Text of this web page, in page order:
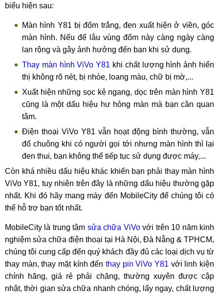
biểu hiện sau:
Màn hình Y81 bị đốm trắng, đen xuất hiện ở viền, góc
màn hình. Nếu để lâu vùng đốm này càng ngày càng
lan rộng và gây ảnh hưởng đến bạn khi sử dụng.
Thay màn hình ViVo Y81 khi chất lượng hình ảnh hiển
thị không rõ nét, bị nhòe, loang màu, chữ bị mờ,...
Xuất hiện những sọc kẻ ngang, dọc trên màn hình Y81
cũng là một dấu hiệu hư hỏng màn mà bạn cần quan
tâm.
Điện thoại ViVo Y81 vẫn hoạt động bình thường, vẫn
đổ chuông khi có người gọi tới nhưng màn hình thì lại
đen thui, bạn không thể tiếp tục sử dụng được máy,...
Còn khá nhiều dấu hiệu khác khiến bạn phải thay màn hình
ViVo Y81, tuy nhiên trên đây là những dấu hiệu thường gặp
nhất. Khi đó hãy mang máy đến MobileCity để chúng tôi có
thể hỗ trợ bạn tốt nhất.
MobileCity là trung tâm sửa chữa ViVovới trên 10 năm kinh
nghiệm sửa chữa điện thoại tại Hà Nội, Đà Nẵng & TPHCM,
chúng tôi cung cấp đến quý khách đầy đủ các loại dịch vụ từ
thay màn, thay mặt kính đến thay pin ViVo Y81 với linh kiện
chính hãng, giá rẻ phải chăng, thường xuyên được cập
nhật, thời gian sửa chữa nhanh chóng, lấy ngay, chất lượng